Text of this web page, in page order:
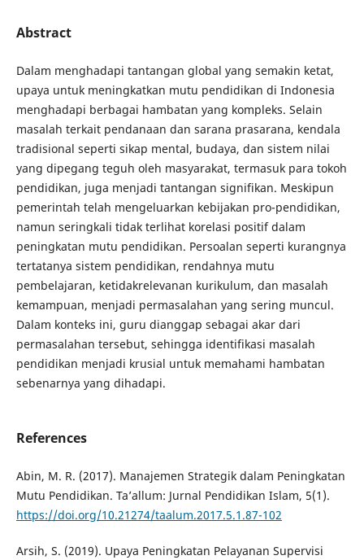
Abstract
Dalam menghadapi tantangan global yang semakin ketat,
upaya untuk meningkatkan mutu pendidikan di Indonesia
menghadapi berbagai hambatan yang kompleks. Selain
masalah terkait pendanaan dan sarana prasarana, kendala
tradisional seperti sikap mental, budaya, dan sistem nilai
yang dipegang teguh oleh masyarakat, termasuk para tokoh
pendidikan, juga menjadi tantangan signifikan. Meskipun
pemerintah telah mengeluarkan kebijakan pro-pendidikan,
namun seringkali tidak terlihat korelasi positif dalam
peningkatan mutu pendidikan. Persoalan seperti kurangnya
tertatanya sistem pendidikan, rendahnya mutu
pembelajaran, ketidakrelevanan kurikulum, dan masalah
kemampuan, menjadi permasalahan yang sering muncul.
Dalam konteks ini, guru dianggap sebagai akar dari
permasalahan tersebut, sehingga identifikasi masalah
pendidikan menjadi krusial untuk memahami hambatan
sebenarnya yang dihadapi.
References
Abin, M. R. (2017). Manajemen Strategik dalam Peningkatan
Mutu Pendidikan. Ta’allum: Jurnal Pendidikan Islam, 5(1).
https://doi.org/10.21274/taalum.2017.5.1.87-102
Arsih, S. (2019). Upaya Peningkatan Pelayanan Supervisi